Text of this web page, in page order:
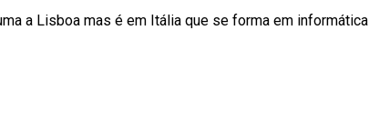
a Lisboa mas é em Itália que se forma em informática